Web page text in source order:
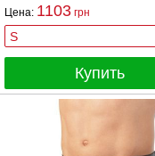
Цена: 1103 грн
Купить